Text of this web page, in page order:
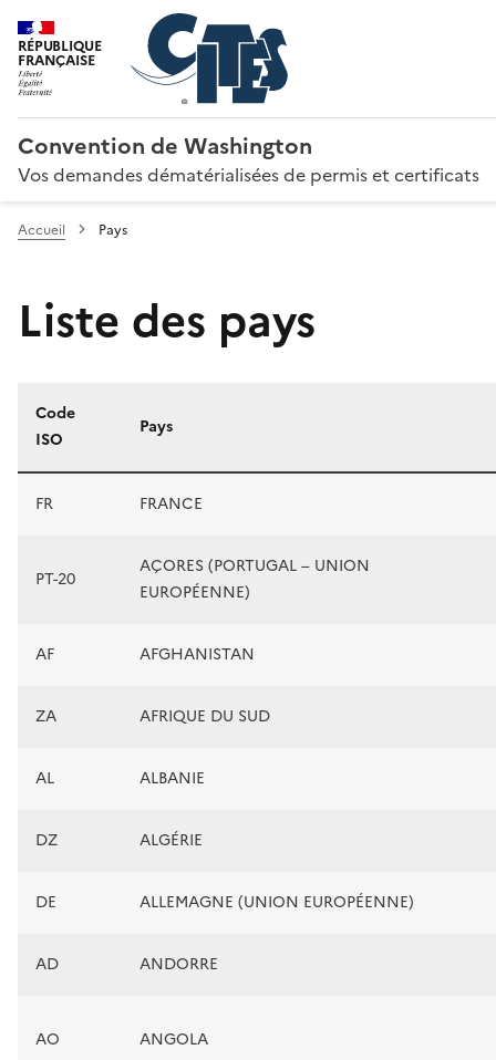
RÉPUBLIQUE
FRANÇAISE
Convention de Washington
Vos demandes dématérialisées de permis et certificats
Accueil Pays
Liste des pays
Liste des pays
Code
ISO
Pays
FR FRANCE
PT-20
AÇORES (PORTUGAL – UNION
EUROPÉENNE)
AF AFGHANISTAN
ZA AFRIQUE DU SUD
AL ALBANIE
DZ ALGÉRIE
DE ALLEMAGNE (UNION EUROPÉENNE)
AD ANDORRE
AO ANGOLA